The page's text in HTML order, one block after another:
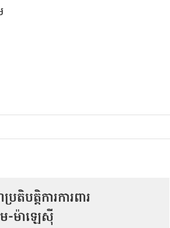
បត្តិការការពារ
-ម៉ាឡេស៊ី